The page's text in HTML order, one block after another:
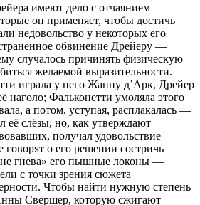
имеют дело с отчаянием
он применяет, чтобы достичь
недовольство у некоторых его
обвинение Дрейеру —
случалось причинять физическую
желаемой выразительности.
играла у него Жанну д’Арк, Дрейер
наголо; Фальконетти умоляла этого
а потом, уступая, расплакалась —
её слёзы, но, как утверждают
получал удовольствие
говорят о его решении состричь
гнева» его пышные локоны —
с точки зрения сюжета
Чтобы найти нужную степень
Свершер, которую сжигают